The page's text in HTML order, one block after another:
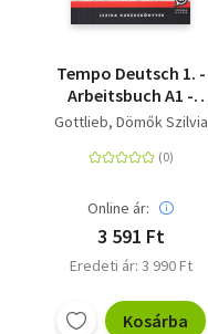
Tempo Deutsch 1. -
Arbeitsbuch A1 -
letölthető
Gottlieb Dömők Szilvia
Online ár:
3 591 Ft
Eredeti ár: 3 990 Ft
Kosárba